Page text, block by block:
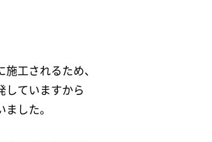
工されるため、
していますから
した。